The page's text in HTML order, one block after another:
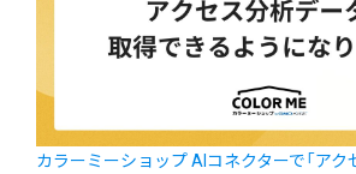
カラーミーショップ AIコネクターで「アク